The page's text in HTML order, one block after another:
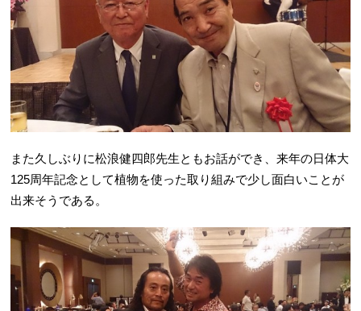
また久しぶりに松浪健四郎先生ともお話ができ、来年の日体大
125周年記念として植物を使った取り組みで少し面白いことが
出来そうである。